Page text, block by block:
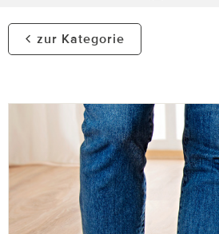
zur Kategorie